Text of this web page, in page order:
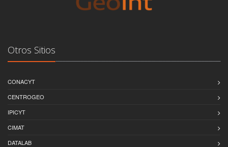
Otros Sitios
CONACYT
CENTROGEO
IPICYT
CIMAT
DATALAB